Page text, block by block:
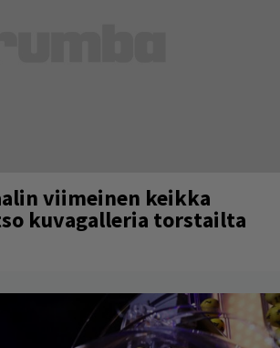
viimeinen keikka
kuvagalleria torstailta